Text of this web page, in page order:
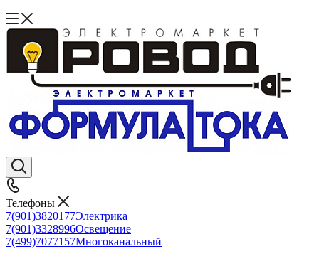
Телефоны
7(901)3820177Электрика
7(901)3328996Освещение
7(499)7077157Многоканальный